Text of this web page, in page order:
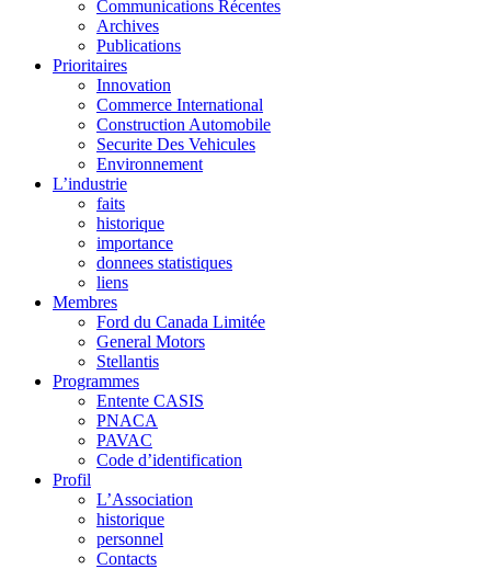
Communications Récentes
Archives
Publications
Prioritaires
Innovation
Commerce International
Construction Automobile
Securite Des Vehicules
Environnement
L’industrie
faits
historique
importance
donnees statistiques
liens
Membres
Ford du Canada Limitée
General Motors
Stellantis
Programmes
Entente CASIS
PNACA
PAVAC
Code d’identification
Profil
L’Association
historique
personnel
Contacts